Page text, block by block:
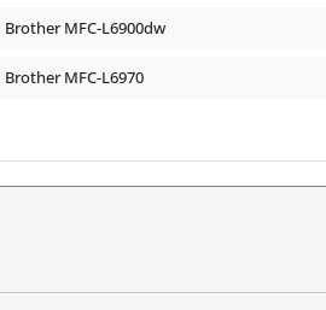
Brother MFC-L6900dw
Brother MFC-L6970